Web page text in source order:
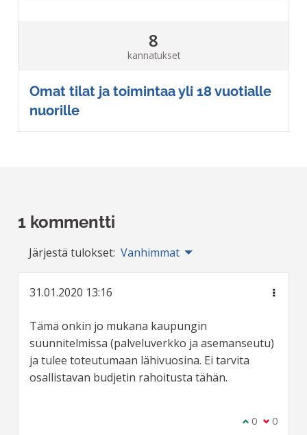
Omat tilat ja toimintaa yli 18 vuotialle
nuorille
8
kannatukset
1 kommentti
Järjestä tulokset: Vanhimmat
31.01.2020 13:16
Tämä onkin jo mukana kaupungin
suunnitelmissa (palveluverkko ja asemanseutu)
ja tulee toteutumaan lähivuosina. Ei tarvita
osallistavan budjetin rahoitusta tähän.
Olen samaa
0 Olen eri
0